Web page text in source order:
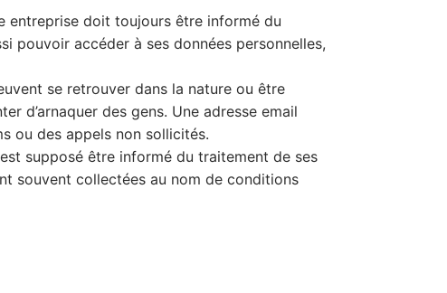
entreprise doit toujours être informé du
pouvoir accéder à ses données personnelles,
se retrouver dans la nature ou être
d’arnaquer des gens. Une adresse email
ou des appels non sollicités.
est supposé être informé du traitement de ses
souvent collectées au nom de conditions